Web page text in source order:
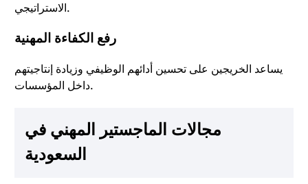
الاستراتيجي.
رفع الكفاءة المهنية
يساعد الخريجين على تحسين أدائهم الوظيفي وزيادة إنتاجيتهم
داخل المؤسسات.
مجالات الماجستير المهني في
السعودية